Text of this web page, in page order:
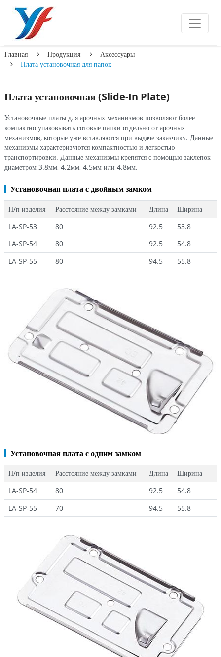
Главная Продукция
Аксессуары
Плата установочная для папок
Плата установочная (Slide-In Plate)
Установочные платы для арочных механизмов позволяют более
компактно упаковывать готовые папки отдельно от арочных
механизмов, которые уже вставляются при выдаче заказчику. Данные
механизмы характеризуются компактностью и легкостью
транспортировки. Данные механизмы крепятся с помощью заклепок
диаметром 3.8мм, 4.2мм, 4.5мм или 4.8мм.
Установочная плата с двойным замком
П/п изделия Расстояние между замками Длина
Ширина
LA-SP-53
80 92.5
53.8
LA-SP-54
80 92.5
54.8
LA-SP-55
80 94.5 55.8
Установочная плата с одним замком
П/п изделия Расстояние между замками Длина
Ширина
LA-SP-54
80 92.5
54.8
LA-SP-55
70 94.5 55.8